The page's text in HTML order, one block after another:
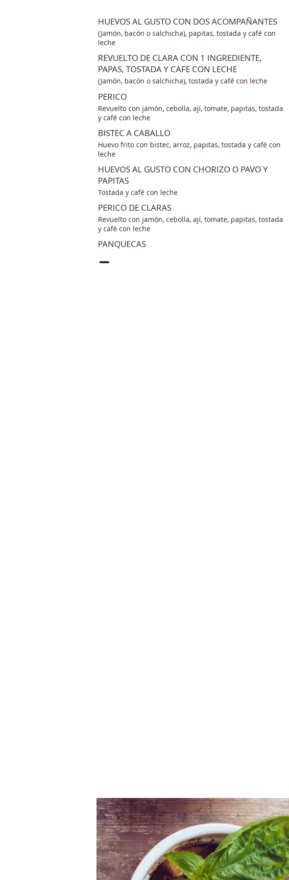
HUEVOS AL GUSTO CON DOS ACOMPAÑANTES
(Jamón, bacón o salchicha), papitas, tostada y café con
leche
REVUELTO DE CLARA CON 1 INGREDIENTE,
PAPAS, TOSTADA Y CAFE CON LECHE
(Jamón, bacón o salchicha), tostada y café con leche
PERICO
Revuelto con jamón, cebolla, ají, tomate, papitas, tostada
y café con leche
BISTEC A CABALLO
Huevo frito con bistec, arroz, papitas, tostada y café con
leche
HUEVOS AL GUSTO CON CHORIZO O PAVO Y
PAPITAS
Tostada y café con leche
PERICO DE CLARAS
Revuelto con jamón, cebolla, ají, tomate, papitas, tostada
y café con leche
PANQUECAS